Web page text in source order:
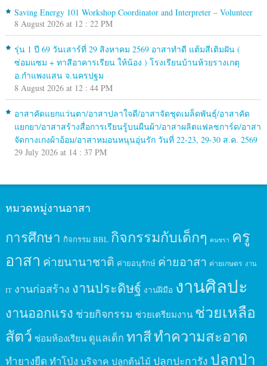
Saving Energy 101 Workshop Coordinator and Interpreter – Volunteer
8 August 2026 at 12 : 22 PM
รุ่น 1 ปี 69 วันเสาร์ที่ 29 สิงหาคม 2569 อาสาทำดี แต้มสีเติมฝัน (
ซ่อมแซม + ทาสีอาคารเรียน ให้น้อง ) โรงเรียนบ้านห้วยรางเกตุ
อ.กำแพงแสน จ.นครปฐม
8 August 2026 at 12 : 44 PM
อาสาคัดแยกแว่นตา/อาสาปลาใจดี/อาสาจัดชุดเมล็ดพันธุ์/อาสาคัด
แยกยา/อาสาสร้างสื่อการเรียนรู้บนผืนผ้า/อาสาผลิตแฟลชการ์ด/อาสา
จัดกางเกงผ้าอ้อม/อาสาหมอนหนุนอุ่นรัก วันที่ 22-23, 29-30 ส.ค. 2569
29 July 2026 at 14 : 37 PM
หมวดหมู่งานอาสา
การศึกษา กิจกรรม BBL กิจกรรมกับเด็กๆ คนชรา ครู
อาสา ค่ายนานาชาติ ค่ายอนุรักษ์ ค่ายอาสา ค่ายเกษตร งาน
IT งานก่อสร้าง งานประดิษฐ์ งานฝีมือ งานศิลปะ
งานออกแรง ช่วยกิจกรรม ช่วยเตรียมงาน ช่วยเหลือ
สัตว์ ซ่อมห้องเรียน ดูแลเด็ก ทาสีทำความสะอาด
ทำยางยืด ทำโป่ง บริจาค ปลูกต้นไม้ ปลูกปะการัง ปลูกป่า